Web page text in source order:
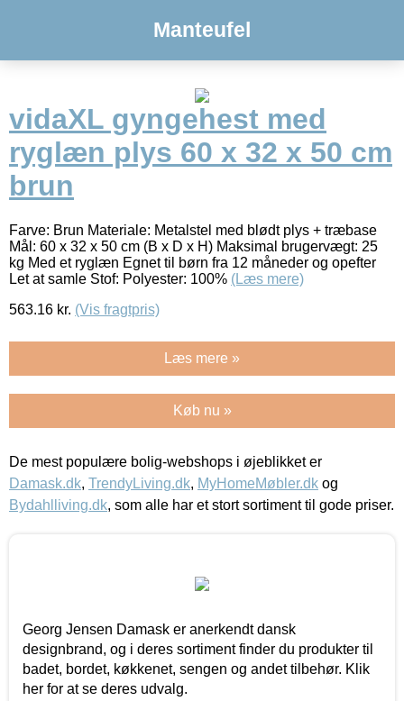
Manteufel
vidaXL gyngehest med
ryglæn plys 60 x 32 x 50 cm
brun
Farve: Brun Materiale: Metalstel med blødt plys + træbase
Mål: 60 x 32 x 50 cm (B x D x H) Maksimal brugervægt: 25
kg Med et ryglæn Egnet til børn fra 12 måneder og opefter
Let at samle Stof: Polyester: 100% (Læs mere)
563.16 kr. (Vis fragtpris)
Læs mere »
Køb nu »
De mest populære bolig-webshops i øjeblikket er
Damask.dk, TrendyLiving.dk, MyHomeMøbler.dk og
Bydahlliving.dk, som alle har et stort sortiment til gode priser.
Georg Jensen Damask er anerkendt dansk
designbrand, og i deres sortiment finder du produkter til
badet, bordet, køkkenet, sengen og andet tilbehør. Klik
her for at se deres udvalg.